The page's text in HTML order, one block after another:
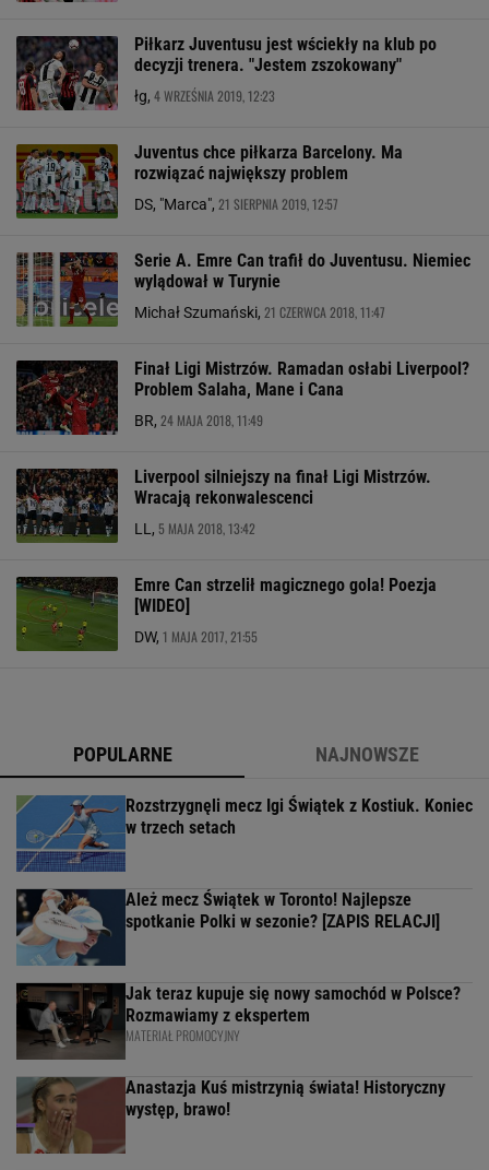
Piłkarz Juventusu jest wściekły na klub po
decyzji trenera. "Jestem zszokowany"
łg, 4 WRZEŚNIA 2019, 12:23
Juventus chce piłkarza Barcelony. Ma
rozwiązać największy problem
DS, "Marca", 21 SIERPNIA 2019, 12:57
Serie A. Emre Can trafił do Juventusu. Niemiec
wylądował w Turynie
Michał Szumański, 21 CZERWCA 2018, 11:47
Finał Ligi Mistrzów. Ramadan osłabi Liverpool?
Problem Salaha, Mane i Cana
BR, 24 MAJA 2018, 11:49
Liverpool silniejszy na finał Ligi Mistrzów.
Wracają rekonwalescenci
LL, 5 MAJA 2018, 13:42
Emre Can strzelił magicznego gola! Poezja
[WIDEO]
DW, 1 MAJA 2017, 21:55
POPULARNE NAJNOWSZE
Rozstrzygnęli mecz Igi Świątek z Kostiuk. Koniec
w trzech setach
Ależ mecz Świątek w Toronto! Najlepsze
spotkanie Polki w sezonie? [ZAPIS RELACJI]
Jak teraz kupuje się nowy samochód w Polsce?
Rozmawiamy z ekspertem
MATERIAŁ PROMOCYJNY
Anastazja Kuś mistrzynią świata! Historyczny
występ, brawo!